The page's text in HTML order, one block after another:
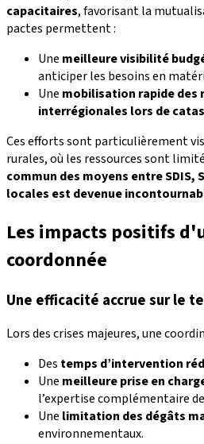
capacitaires, favorisant la
pactes permettent :
Une meilleure visibilité
anticiper les besoins en
Une mobilisation rapide des
interrégionales lors de
Ces efforts sont particulièrement
rurales, où les ressources sont
commun des moyens entre SDIS,
locales est devenue
Les impacts positifs
coordonnée
Une efficacité accrue sur le
Lors des crises majeures, une
Des temps d’intervention
Une meilleure prise en
l’expertise complémentaire
Une limitation des dégâts
environnementaux.